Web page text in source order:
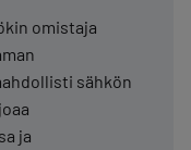
omistaja
sähkön
ja